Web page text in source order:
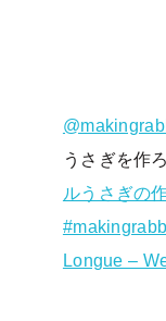
うさぎを作
ルうさぎの
Longue –